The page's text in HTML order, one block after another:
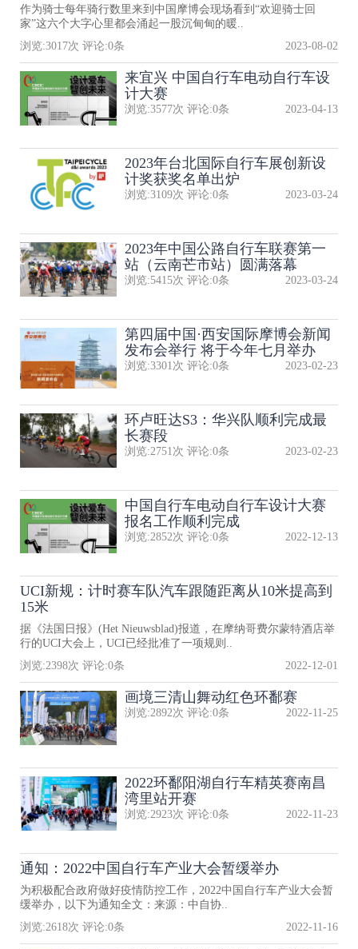
作为骑士每年骑行数里来到中国摩博会现场看到“欢迎骑士回
家”这六个大字心里都会涌起一股沉甸甸的暖..
浏览:3017次 评论:0条 2023-08-02
来宜兴 中国自行车电动自行车设
计大赛
浏览:3577次 评论:0条 2023-04-13
2023年台北国际自行车展创新设
计奖获奖名单出炉
浏览:3109次 评论:0条 2023-03-24
2023年中国公路自行车联赛第一
站（云南芒市站）圆满落幕
浏览:5415次 评论:0条 2023-03-24
第四届中国·西安国际摩博会新闻
发布会举行 将于今年七月举办
浏览:3301 次 评论:0条 2023-02-23
环卢旺达S3：华兴队顺利完成最
长赛段
浏览:2751 次 评论:0条 2023-02-23
中国自行车电动自行车设计大赛
报名工作顺利完成
浏览:2852次 评论:0条 2022-12-13
UCI新规：计时赛车队汽车跟随距离从10米提高到
15米
据《法国日报》(Het Nieuwsblad)报道，在摩纳哥费尔蒙特酒店举
行的UCI大会上，UCI已经批准了一项规则..
浏览:2398次 评论:0条 2022-12-01
画境三清山舞动红色环鄱赛
浏览:2892次 评论:0条 2022-11-25
2022环鄱阳湖自行车精英赛南昌
湾里站开赛
浏览:2923次 评论:0条 2022-11-23
通知：2022中国自行车产业大会暂缓举办
为积极配合政府做好疫情防控工作，2022中国自行车产业大会暂
缓举办，以下为通知全文：来源：中自协..
浏览:2618次 评论:0条 2022-11-16